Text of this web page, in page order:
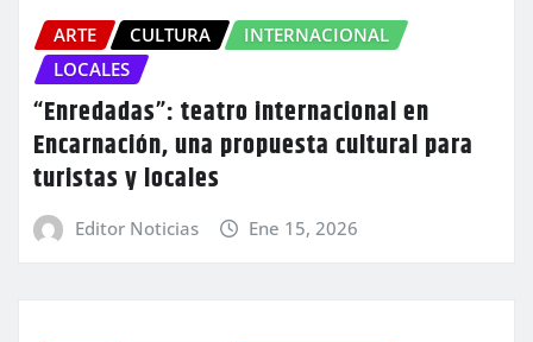
ARTE CULTURA
INTERNACIONAL
LOCALES
“Enredadas”: teatro internacional en
Encarnación, una propuesta cultural para
turistas y locales
Editor Noticias Ene 15, 2026